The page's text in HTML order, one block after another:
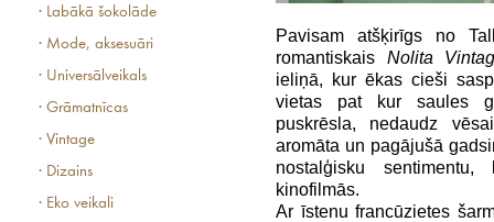
· Labākā šokolāde
· Mode, aksesuāri
· Universālveikals
· Grāmatnīcas
· Vintage
· Dizains
· Eko veikali
Pavisam atšķirīgs no
romantiskais Nolita
ieliņā, kur ēkas cieši
vietas pat kur saules
puskrēsla, nedaudz
aromāta un pagājušā
nostalģisku
kinofilmās.
Ar īstenu francūzietes